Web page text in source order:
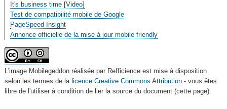
It's business time [Video]
Test de compatibilité mobile de Google
PageSpeed Insight
Annonce officielle de la mise à jour mobile friendly
L'image Mobilegeddonréalisée par Refficienceest mise à disposition
selon les termes de la licence Creative Commons Attribution- vous êtes
libre de l'utiliser à condition de lier la source du document (cette page).